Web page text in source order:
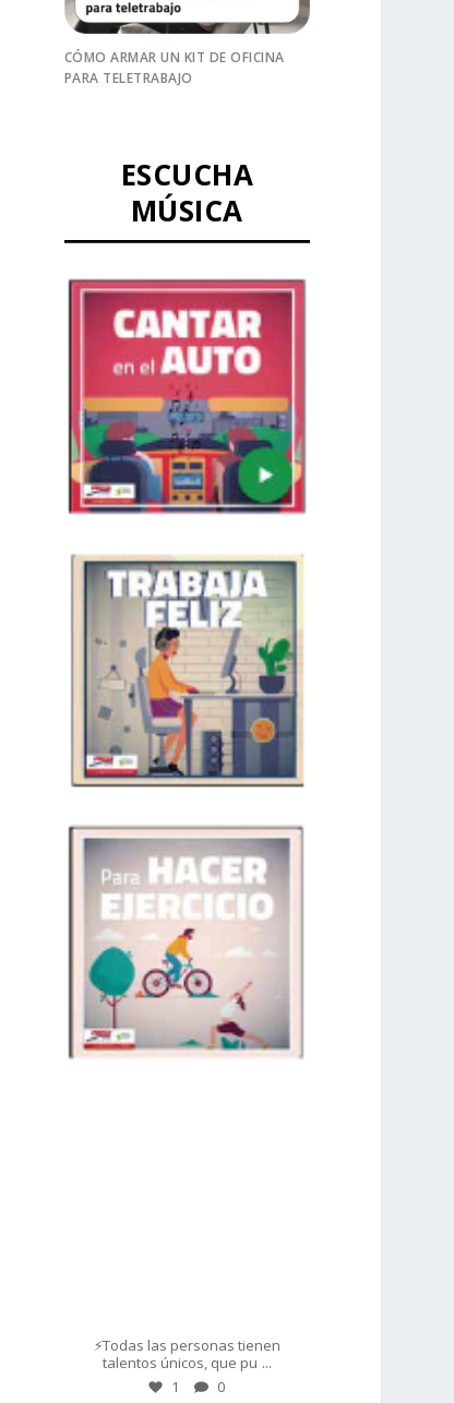
CÓMO ARMAR UN KIT DE OFICINA
PARA TELETRABAJO
ESCUCHA
MÚSICA
⚡Todas las personas tienen
talentos únicos, que pu ...
1 0